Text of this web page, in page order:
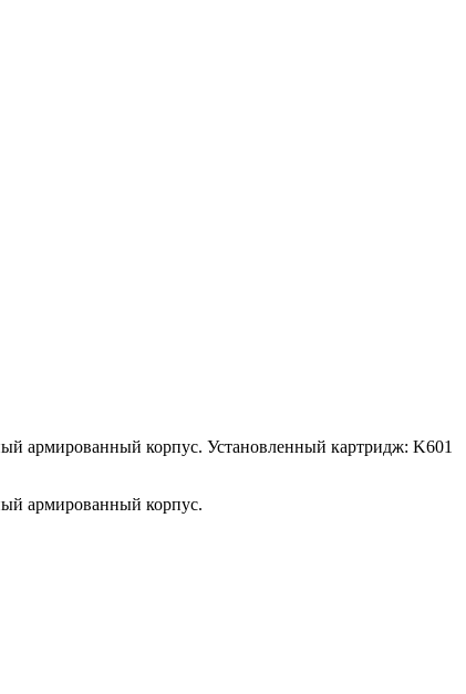
армированный корпус. Установленный картридж: K601
армированный корпус.